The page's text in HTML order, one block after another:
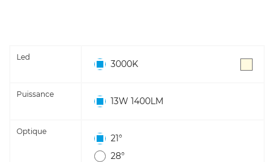
Led
3000K
Puissance
13W 1400LM
Optique
21°
28°